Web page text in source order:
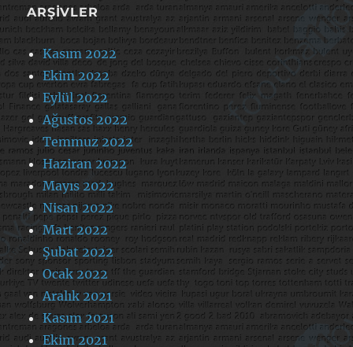
ARŞIVLER
Kasım 2022
Ekim 2022
Eylül 2022
Ağustos 2022
Temmuz 2022
Haziran 2022
Mayıs 2022
Nisan 2022
Mart 2022
Şubat 2022
Ocak 2022
Aralık 2021
Kasım 2021
Ekim 2021